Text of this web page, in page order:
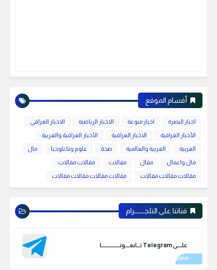
أقسام الموقع
اخبار البصرة اخبار منوعة الاخبار الرياضية
الاخبار العراقي
الأخبار العراقية
الاخبار العراقية
الأخبار العراقية والعربية
العربية
العربية والعالمية صحة علوم وتكنلوجيا
مال
مال واعمال
مقال مقالات
مقالات مقالات
مقالات مقالات مقالات
مقالات مقالات مقالات مقالات
قناتنا على التلجـــــــرام
علـــــى Telegram تـــابعـــــونـــــــــــــــــــا